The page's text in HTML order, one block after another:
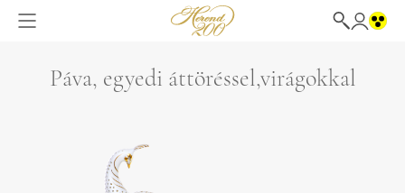
Páva, egyedi áttöréssel,virágokkal